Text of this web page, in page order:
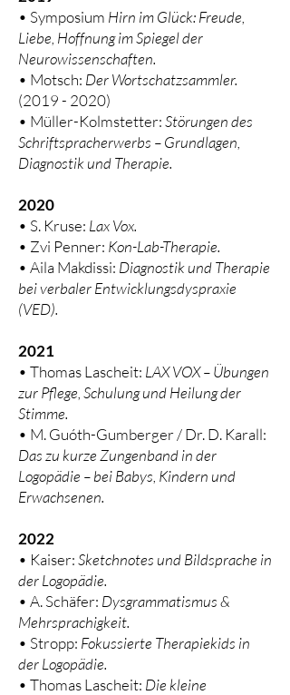
• Symposium Hirn im Glück: Freude,
Liebe, Hoffnung im Spiegel der
Neurowissenschaften.
• Motsch: Der Wortschatzsammler.
(2019 - 2020)
• Müller-Kolmstetter:Störungen des
Schriftspracherwerbs – Grundlagen,
Diagnostik und Therapie.
2020
• S. Kruse: Lax Vox.
• Zvi Penner: Kon-Lab-Therapie.
• Aila Makdissi: Diagnostik und Therapie
bei verbaler Entwicklungsdyspraxie
(VED).
2021
• Thomas Lascheit: LAX VOX – Übungen
zur Pflege, Schulung und Heilung der
Stimme.
• M. Guóth-Gumberger / Dr. D. Karall:
Das zu kurze Zungenband in der
Logopädie – bei Babys, Kindern und
Erwachsenen.
2022
• Kaiser:Sketchnotes und Bildsprache in
der Logopädie.
• A. Schäfer: Dysgrammatismus &
Mehrsprachigkeit.
• Stropp: Fokussierte Therapiekids in
der Logopädie.
• Thomas Lascheit: Die kleine